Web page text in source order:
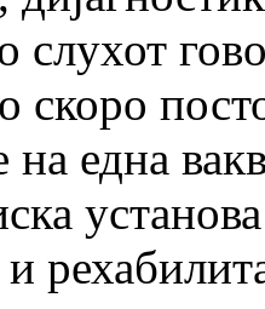
слухот
скоро
една
и